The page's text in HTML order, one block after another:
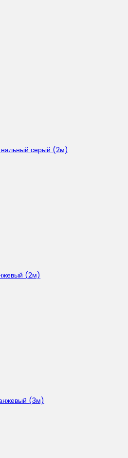
серый (2м)
(2м)
(3м)